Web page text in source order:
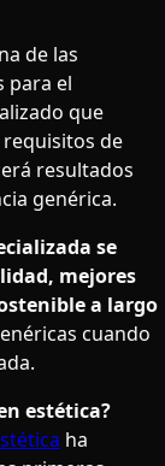
de las
para el
que
de
resultados
genérica.
se
mejores
a largo
cuando
estética?
ha